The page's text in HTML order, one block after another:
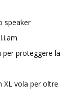
speaker
per proteggere la
XL vola per oltre